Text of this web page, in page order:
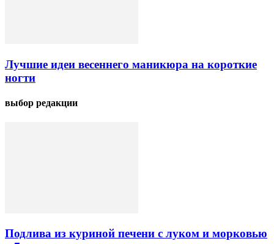
Лучшие идеи весеннего маникюра на короткие
ногти
выбор редакции
Подлива из куриной печени с луком и морковью